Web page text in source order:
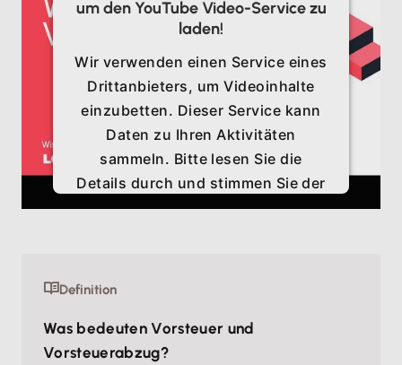
um den YouTube Video-Service zu
laden!
Wir verwenden einen Service eines
Drittanbieters, um Videoinhalte
einzubetten. Dieser Service kann
Daten zu Ihren Aktivitäten
sammeln. Bitte lesen Sie die
Details durch und stimmen Sie der
Nutzung des Service zu, um
Akzeptieren
Definition
Was bedeuten Vorsteuer und
Vorsteuerabzug?